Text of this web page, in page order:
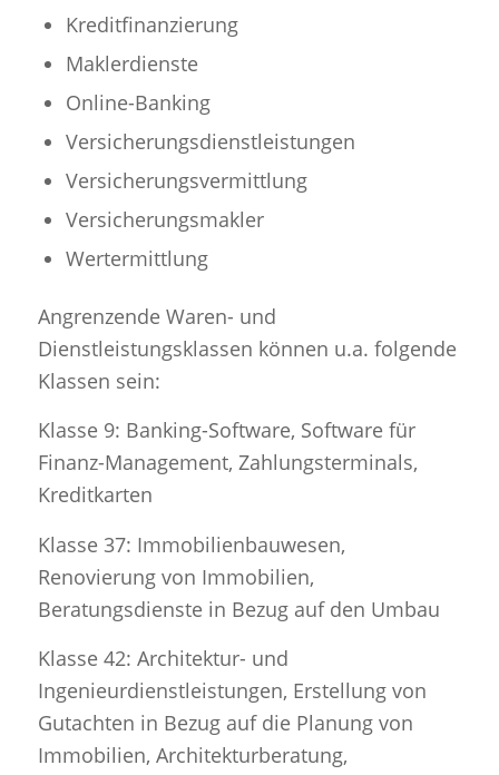
Kreditfinanzierung
Maklerdienste
Online-Banking
Versicherungsdienstleistungen
Versicherungsvermittlung
Versicherungsmakler
Wertermittlung
Angrenzende Waren- und
Dienstleistungsklassen können u.a. folgende
Klassen sein:
Klasse 9: Banking-Software, Software für
Finanz-Management, Zahlungsterminals,
Kreditkarten
Klasse 37: Immobilienbauwesen,
Renovierung von Immobilien,
Beratungsdienste in Bezug auf den Umbau
Klasse 42: Architektur- und
Ingenieurdienstleistungen, Erstellung von
Gutachten in Bezug auf die Planung von
Immobilien, Architekturberatung,